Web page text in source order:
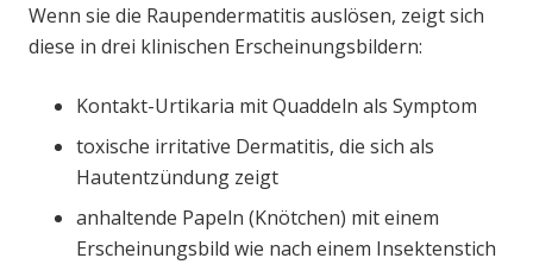
Wenn sie die Raupendermatitis auslösen, zeigt sich
diese in drei klinischen Erscheinungsbildern:
Kontakt-Urtikaria mit Quaddeln als Symptom
toxische irritative Dermatitis, die sich als
Hautentzündung zeigt
anhaltende Papeln (Knötchen) mit einem
Erscheinungsbild wie nach einem Insektenstich